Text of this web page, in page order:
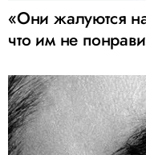
«Они жалуются
что им не